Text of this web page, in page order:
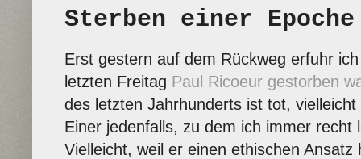
Sterben einer Epoche
Erst gestern auf dem Rückweg erfuhr
letzten Freitag Paul Ricoeur gestorben
des letzten Jahrhunderts ist tot,
Einer jedenfalls, zu dem ich immer recht
Vielleicht, weil er einen ethischen Ansatz